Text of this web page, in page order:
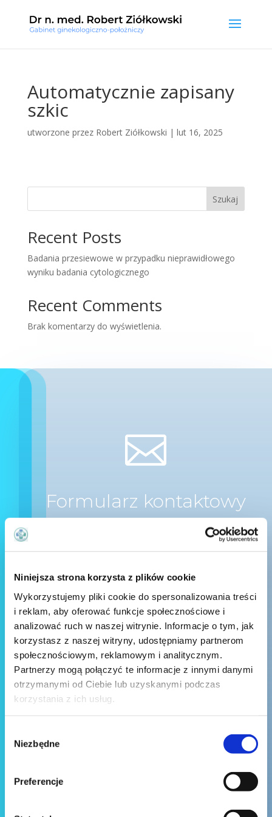
Niniejsza strona korzysta z plików cookie
Wykorzystujemy pliki cookie do spersonalizowania treści
i reklam, aby oferować funkcje społecznościowe i
analizować ruch w naszej witrynie. Informacje o tym, jak
korzystasz z naszej witryny, udostępniamy partnerom
społecznościowym, reklamowym i analitycznym.
Partnerzy mogą połączyć te informacje z innymi danymi
otrzymanymi od Ciebie lub uzyskanymi podczas
korzystania z ich usług.
zgody
Niezbędne
Preferencje
Automatycznie zapisany
szkic
utworzone przez Robert Ziółkowski | lut 16, 2025
Szukaj
Recent Posts
Badania przesiewowe w przypadku nieprawidłowego
wyniku badania cytologicznego
Recent Comments
Brak komentarzy do wyświetlenia.

Formularz kontaktowy
Wyślij wiadomość